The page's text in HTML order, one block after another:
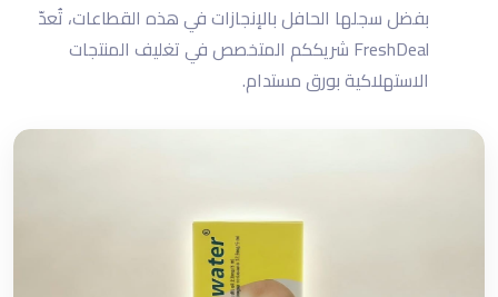
بفضل سجلها الحافل بالإنجازات في هذه القطاعات، تُعدّ
FreshDeal شريككم المتخصص في تغليف المنتجات
الاستهلاكية بورق مستدام.